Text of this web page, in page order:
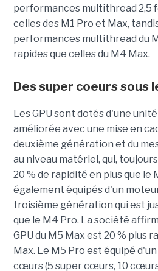
performances multithread 2,5
celles des M1 Pro et Max,
performances multithread du
rapides que celles du M4 Max.
Des super coeurs sous
Les GPU sont dotés d'une
améliorée avec une mise en
deuxième génération et du
au niveau matériel, qui,
20 % de rapidité en plus que le
également équipés d'un
troisième génération qui est
que le M4 Pro. La société
GPU du M5 Max est 20 % plus
Max. Le M5 Pro est équipé
cœurs (5 super cœurs, 10